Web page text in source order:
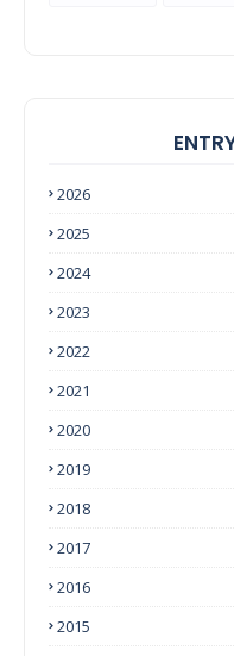
2026
2025
2024
2023
2022
2021
2020
2019
2018
2017
2016
2015